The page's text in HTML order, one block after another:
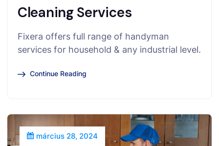
Cleaning Services
Fixera offers full range of handyman
services for household & any industrial level.
Continue Reading
március 28, 2024